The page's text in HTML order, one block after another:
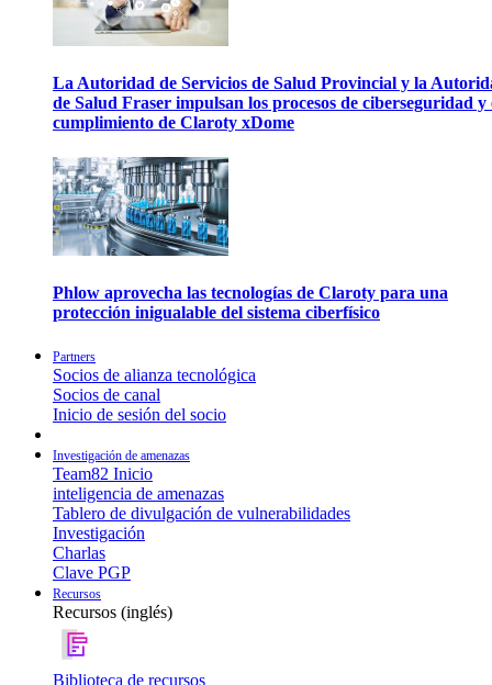
La Autoridad de Servicios de Salud Provincial y la
de Salud Fraser impulsan los procesos de ciberseguridad y
cumplimiento de Claroty xDome
Phlow aprovecha las tecnologías de Claroty para una
protección inigualable del sistema ciberfísico
Partners
Socios de alianza tecnológica
Socios de canal
Inicio de sesión del socio
Investigación de amenazas
Team82 Inicio
inteligencia de amenazas
Tablero de divulgación de vulnerabilidades
Investigación
Charlas
Clave PGP
Recursos
Recursos (inglés)
Biblioteca de recursos